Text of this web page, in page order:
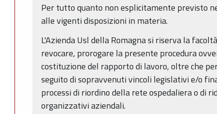
Per tutto quanto non esplicitamente previsto
alle vigenti disposizioni in materia.
L'Azienda Usl della Romagna si riserva la
revocare, prorogare la presente procedura
costituzione del rapporto di lavoro, oltre che
seguito di sopravvenuti vincoli legislativi e/o
processi di riordino della rete ospedaliera o di
organizzativi aziendali.